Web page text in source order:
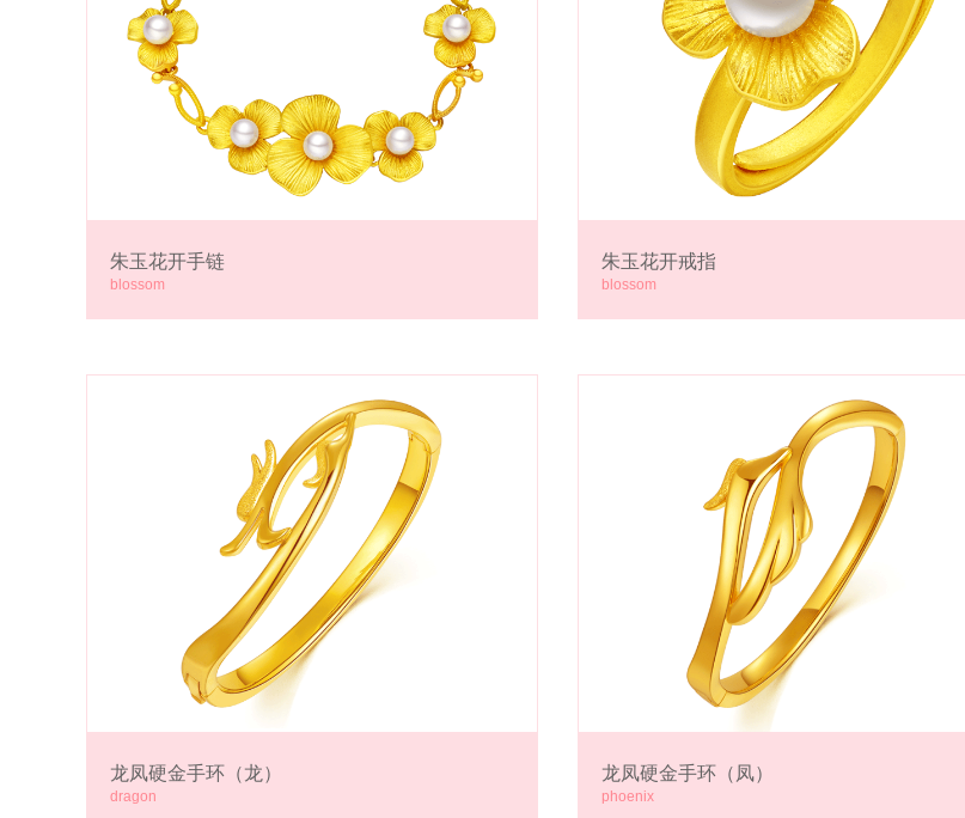
朱玉花开手链
blossom
朱玉花开戒指
blossom
龙凤硬金手环（龙）
dragon
龙凤硬金手环（凤）
phoenix